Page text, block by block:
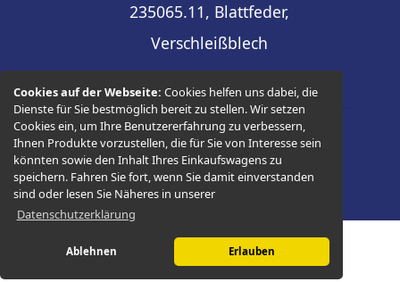
Cookies auf der Webseite:Cookies helfen uns dabei, die
Dienste für Sie bestmöglich bereit zu stellen. Wir setzen
Cookies ein, um Ihre Benutzererfahrung zu verbessern,
Ihnen Produkte vorzustellen, die für Sie von Interesse sein
könnten sowie den Inhalt Ihres Einkaufswagens zu
speichern. Fahren Sie fort, wenn Sie damit einverstanden
sind oder lesen Sie Näheres in unserer
Datenschutzerklärung
Ablehnen Erlauben
235065.11, Blattfeder,
Verschleißblech
© 2026 -Thüringer Ersatzteilhandel